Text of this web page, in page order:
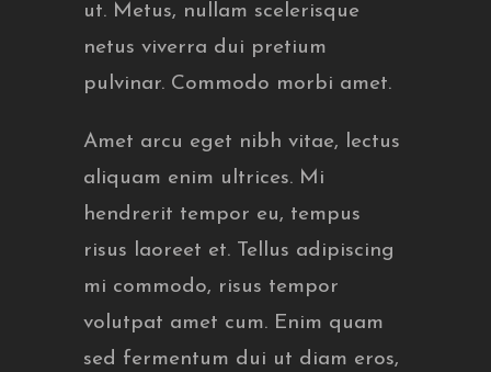
ut. Metus, nullam scelerisque
netus viverra dui pretium
pulvinar. Commodo morbi amet.
Amet arcu eget nibh vitae, lectus
aliquam enim ultrices. Mi
hendrerit tempor eu, tempus
risus laoreet et. Tellus adipiscing
mi commodo, risus tempor
volutpat amet cum. Enim quam
sed fermentum dui ut diam eros,